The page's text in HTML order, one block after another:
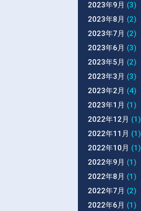
2023年9月 (3)
2023年8月 (2)
2023年7月 (2)
2023年6月 (3)
2023年5月 (2)
2023年3月 (3)
2023年2月 (4)
2023年1月 (1)
2022年12月 (1)
2022年11月 (1)
2022年10月 (1)
2022年9月 (1)
2022年8月 (1)
2022年7月 (2)
2022年6月 (1)